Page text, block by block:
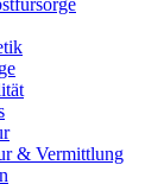
& Vermittlung